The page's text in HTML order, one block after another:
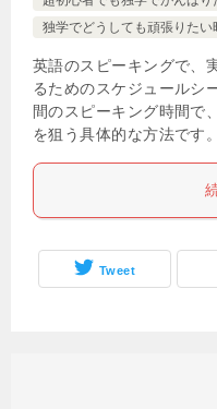
独学でどうしても頑張りたい
英語のスピーキングで、
るためのスケジュールシ
間のスピーキング時間で
を狙う具体的な方法です
Tweet